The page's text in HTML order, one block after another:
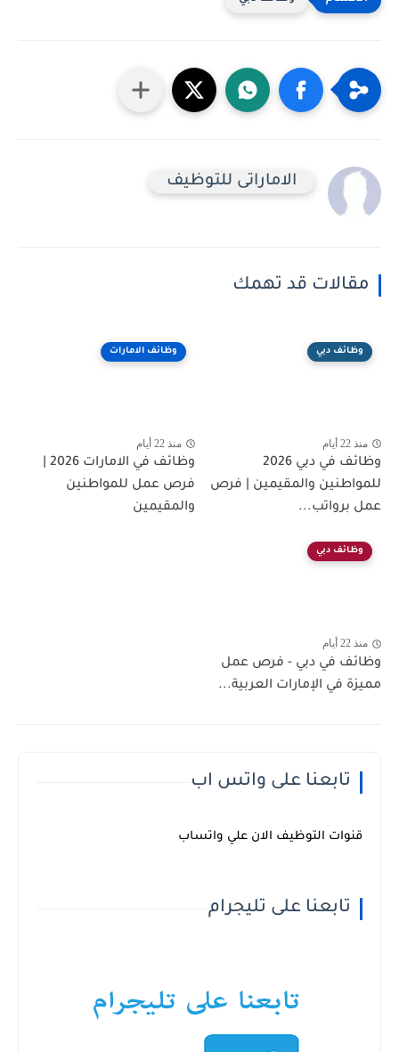
الاماراتى للتوظيف
مقالات قد تهمك
وظائف دبي
منذ 22 أيام
وظائف في دبي 2026
للمواطنين والمقيمين | فرص
عمل برواتب...
وظائف الامارات
منذ 22 أيام
فرص عمل للمواطنين
والمقيمين
وظائف دبي
منذ 22 أيام
وظائف في دبي - فرص عمل
مميزة في الإمارات العربية...
تابعنا على واتس اب
قنوات التوظيف الان علي واتساب
تابعنا على تليجرام